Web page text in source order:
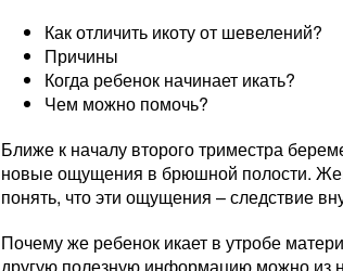
Как отличить икоту от шевелений?
Причины
Когда ребенок начинает икать?
Чем можно помочь?
Ближе к началу второго триместра
новые ощущения в брюшной полости.
понять, что эти ощущения – следствие
Почему же ребенок икает в утробе